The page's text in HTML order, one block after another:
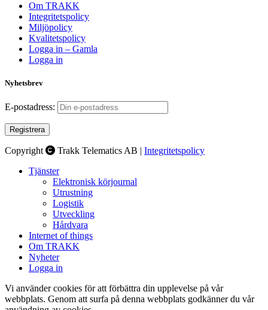
Om TRAKK
Integritetspolicy
Miljöpolicy
Kvalitetspolicy
Logga in – Gamla
Logga in
Nyhetsbrev
E-postadress:
Copyright Trakk Telematics AB | Integritetspolicy
Tjänster
Elektronisk körjournal
Utrustning
Logistik
Utveckling
Hårdvara
Internet of things
Om TRAKK
Nyheter
Logga in
Vi använder cookies för att förbättra din upplevelse på vår
webbplats. Genom att surfa på denna webbplats godkänner du vår